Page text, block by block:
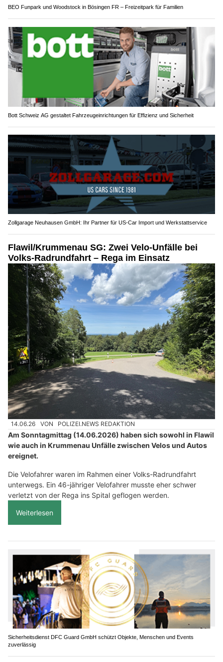
BEO Funpark und Woodstock in Bösingen FR – Freizeitpark für Familien
Bott Schweiz AG gestaltet Fahrzeugeinrichtungen für Effizienz und Sicherheit
Zollgarage Neuhausen GmbH: Ihr Partner für US-Car Import und Werkstattservice
Flawil/Krummenau SG: Zwei Velo-Unfälle bei
Volks-Radrundfahrt – Rega im Einsatz
14.06.26 VON POLIZEI.NEWS REDAKTION
Am Sonntagmittag (14.06.2026) haben sich sowohl in Flawil
wie auch in Krummenau Unfälle zwischen Velos und Autos
ereignet.
Die Velofahrer waren im Rahmen einer Volks-Radrundfahrt
unterwegs. Ein 46-jähriger Velofahrer musste eher schwer
verletzt von der Rega ins Spital geflogen werden.
Weiterlesen
Sicherheitsdienst DFC Guard GmbH schützt Objekte, Menschen und Events
zuverlässig